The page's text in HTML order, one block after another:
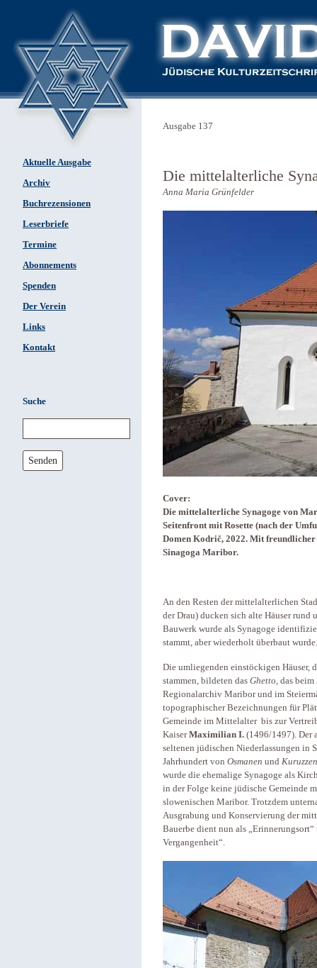
Aktuelle Ausgabe
Archiv
Buchrezensionen
Leserbriefe
Termine
Abonnements
Spenden
Der Verein
Links
Kontakt
Suche
Senden
Ausgabe 137
Die mittelalterliche
Anna Maria Grünfelder
Cover:
Die mittelalterliche Synagoge von
Seitenfront mit Rosette (nach der
Domen Kodrič, 2022. Mit
Sinagoga Maribor.
An den Resten der mittelalterlichen
der Drau) ducken sich alte Häuser rund
Bauwerk wurde als Synagoge
stammt, aber wiederholt überbaut
Die umliegenden einstöckigen Häuser,
stammen, bildeten das Ghetto, das beim
Regionalarchiv Maribor und im
topographischer Bezeichnungen für
Gemeinde im Mittelalter bis zur
KaiserMaximilian I. (1496/1497). Der
seltenen jüdischen Niederlassungen in
Jahrhundert von Osmanen und Kuruzzen
wurde die ehemalige Synagoge als
in der Folge keine jüdische Gemeinde
slowenischen Maribor. Trotzdem
Ausgrabung und Konservierung der
Bauerbe dient nun als
Vergangenheit“.